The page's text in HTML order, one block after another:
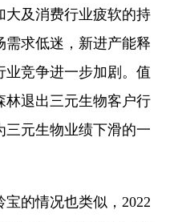
大及消费行业疲软的持
求低迷，新进产能释
业竞争进一步加剧。值
林退出三元生物客户行
元生物业绩下滑的一
的情况也类似，2022